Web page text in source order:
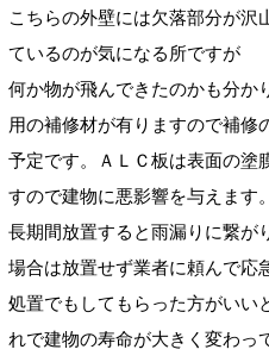
こちらの外壁には欠落部分が沢
ているのが気になる所ですが
何か物が飛んできたのかも分か
用の補修材が有りますので補修
予定です。ＡＬＣ板は表面の塗
すので建物に悪影響を与えます。
長期間放置すると雨漏りに繋が
場合は放置せず業者に頼んで応
処置でもしてもらった方がいい
れで建物の寿命が大きく変わっ